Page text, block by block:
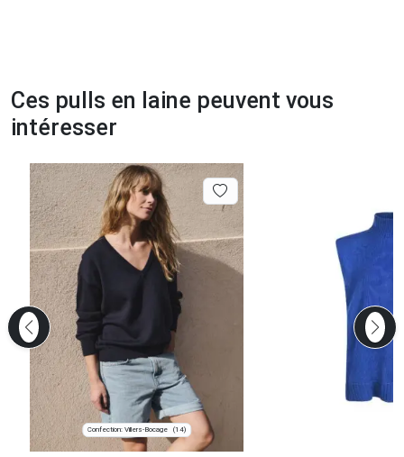
Ces pulls en laine peuvent vous
intéresser
Confection: Villers-Bocage (14)